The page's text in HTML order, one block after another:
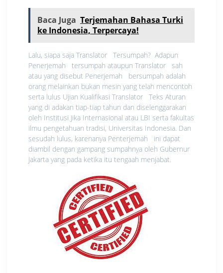
Baca Juga Terjemahan Bahasa Turki
ke Indonesia, Terpercaya!
Lalu, siapa saja Translator Tersumpah? Adapun
Penerjemah tersumpah ataupun Translator sah
atau yang disebut Penerjemah bersumpah adalah
orang melainkan bukan mesin yang telah mencontoh
serta lulus Ujian Kualifikasi Translator Teks Aturan
yang di adakan tiap-tiap tahun dan diselenggarakan
oleh Institusi Jika Internasional atau LBI serta fakultas
ilmu pengetahuan tradisi, Universitas Indonesia. Dan
sesudah lulus, karenanya Penterjemah ini dapat
diambil dengan gampang sumpahnya oleh Gubernur
Jakarta yang pada ketika itu tengaah menjabat.